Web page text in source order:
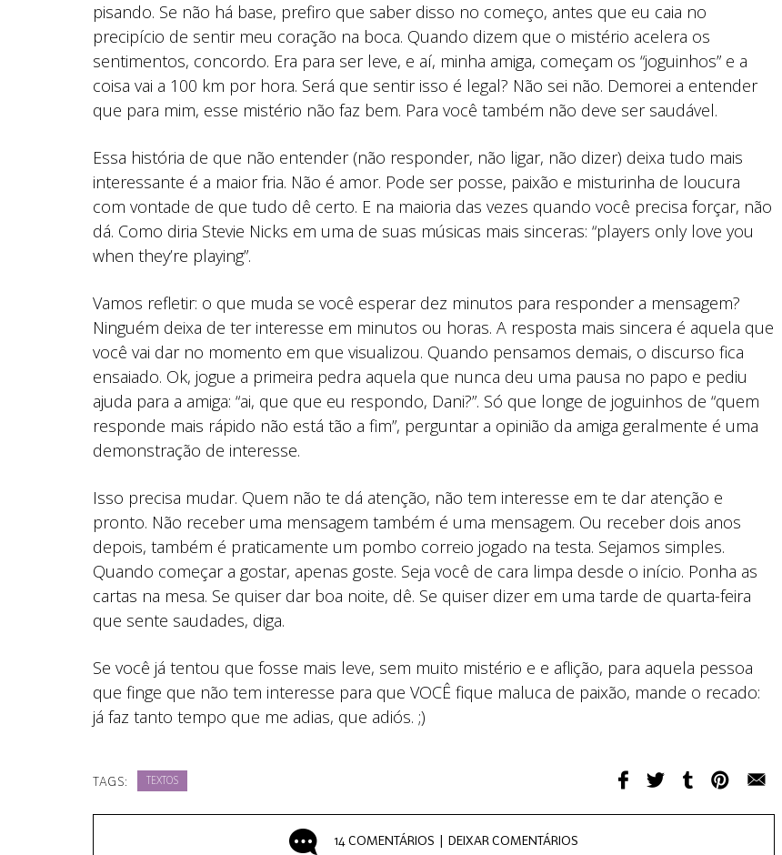
pisando. Se não há base, prefiro que saber disso no começo, antes que eu caia no
precipício de sentir meu coração na boca. Quando dizem que o mistério acelera os
sentimentos, concordo. Era para ser leve, e aí, minha amiga, começam os “joguinhos” e a
coisa vai a 100 km por hora. Será que sentir isso é legal? Não sei não. Demorei a entender
que para mim, esse mistério não faz bem. Para você também não deve ser saudável.
Essa história de que não entender (não responder, não ligar, não dizer) deixa tudo mais
interessante é a maior fria. Não é amor. Pode ser posse, paixão e misturinha de loucura
com vontade de que tudo dê certo. E na maioria das vezes quando você precisa forçar, não
dá. Como diria Stevie Nicks em uma de suas músicas mais sinceras: “players only love you
when they’re playing”.
Vamos refletir: o que muda se você esperar dez minutos para responder a mensagem?
Ninguém deixa de ter interesse em minutos ou horas. A resposta mais sincera é aquela que
você vai dar no momento em que visualizou. Quando pensamos demais, o discurso fica
ensaiado. Ok, jogue a primeira pedra aquela que nunca deu uma pausa no papo e pediu
ajuda para a amiga: “ai, que que eu respondo, Dani?”. Só que longe de joguinhos de “quem
responde mais rápido não está tão a fim”, perguntar a opinião da amiga geralmente é uma
demonstração de interesse.
Isso precisa mudar. Quem não te dá atenção, não tem interesse em te dar atenção e
pronto. Não receber uma mensagem também é uma mensagem. Ou receber dois anos
depois, também é praticamente um pombo correio jogado na testa. Sejamos simples.
Quando começar a gostar, apenas goste. Seja você de cara limpa desde o início. Ponha as
cartas na mesa. Se quiser dar boa noite, dê. Se quiser dizer em uma tarde de quarta-feira
que sente saudades, diga.
Se você já tentou que fosse mais leve, sem muito mistério e e aflição, para aquela pessoa
que finge que não tem interesse para que VOCÊ fique maluca de paixão, mande o recado:
já faz tanto tempo que me adias, que adiós. ;)
TAGS: TEXTOS
14 COMENTÁRIOS | DEIXAR COMENTÁRIOS